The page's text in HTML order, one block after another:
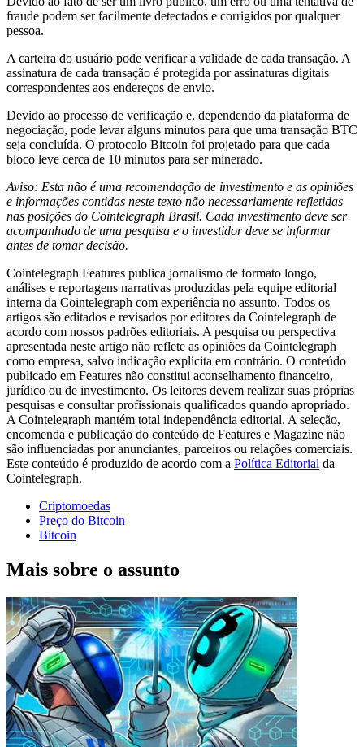
fraude podem ser facilmente detectados e corrigidos por qualquer
pessoa.
A carteira do usuário pode verificar a validade de cada transação. A
assinatura de cada transação é protegida por assinaturas digitais
correspondentes aos endereços de envio.
Devido ao processo de verificação e, dependendo da plataforma de
negociação, pode levar alguns minutos para que uma transação BTC
seja concluída. O protocolo Bitcoin foi projetado para que cada
bloco leve cerca de 10 minutos para ser minerado.
Aviso: Esta não é uma recomendação de investimento e as opiniões
e informações contidas neste texto não necessariamente refletidas
nas posições do Cointelegraph Brasil. Cada investimento deve ser
acompanhado de uma pesquisa e o investidor deve se informar
antes de tomar decisão.
Cointelegraph Features publica jornalismo de formato longo,
análises e reportagens narrativas produzidas pela equipe editorial
interna da Cointelegraph com experiência no assunto. Todos os
artigos são editados e revisados por editores da Cointelegraph de
acordo com nossos padrões editoriais. A pesquisa ou perspectiva
apresentada neste artigo não reflete as opiniões da Cointelegraph
como empresa, salvo indicação explícita em contrário. O conteúdo
publicado em Features não constitui aconselhamento financeiro,
jurídico ou de investimento. Os leitores devem realizar suas próprias
pesquisas e consultar profissionais qualificados quando apropriado.
A Cointelegraph mantém total independência editorial. A seleção,
encomenda e publicação do conteúdo de Features e Magazine não
são influenciadas por anunciantes, parceiros ou relações comerciais.
Este conteúdo é produzido de acordo com a Política Editorial da
Cointelegraph.
Criptomoedas
Preço do Bitcoin
Bitcoin
Mais sobre o assunto